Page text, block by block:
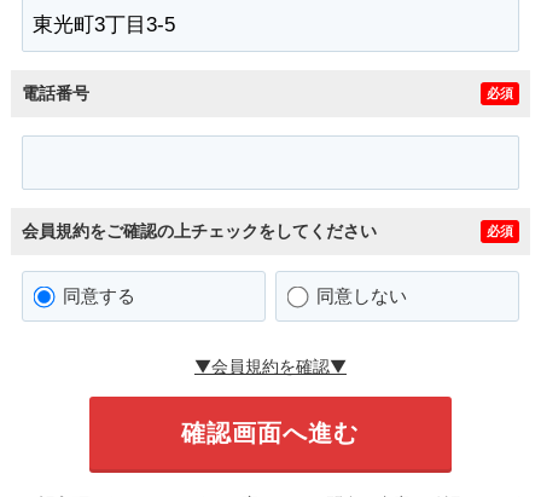
電話番号 必須
会員規約をご確認の上チェックをしてください 必須
同意する 同意しない
▼会員規約を確認▼